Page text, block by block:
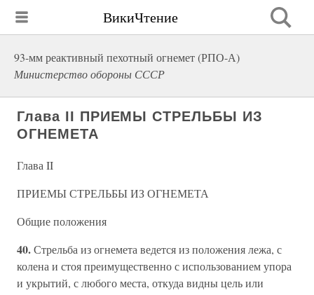
ВикиЧтение
93-мм реактивный пехотный огнемет (РПО-А)
Министерство обороны СССР
Глава II ПРИЕМЫ СТРЕЛЬБЫ ИЗ
ОГНЕМЕТА
Глава II
ПРИЕМЫ СТРЕЛЬБЫ ИЗ ОГНЕМЕТА
Общие положения
40.Стрельба из огнемета ведется из положения лежа, с
колена и стоя преимущественно с использованием упора
и укрытий, с любого места, откуда видны цель или